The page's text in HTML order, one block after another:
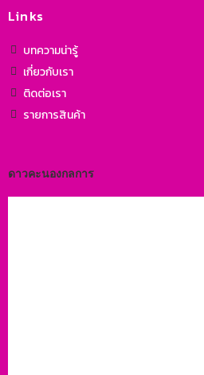
Links
บทความน่ารู้
เกี่ยวกับเรา
ติดต่อเรา
รายการสินค้า
ดาวคะนองกลการ